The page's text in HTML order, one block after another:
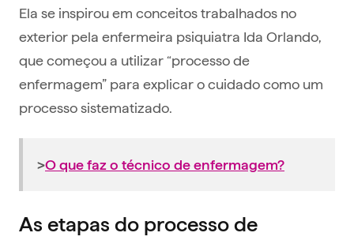
Ela se inspirou em conceitos trabalhados no
exterior pela enfermeira psiquiatra Ida Orlando,
que começou a utilizar “processo de
enfermagem” para explicar o cuidado como um
processo sistematizado.
>O que faz o técnico de enfermagem?
As etapas do processo de